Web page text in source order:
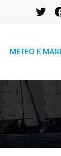
Twitter
METEO E